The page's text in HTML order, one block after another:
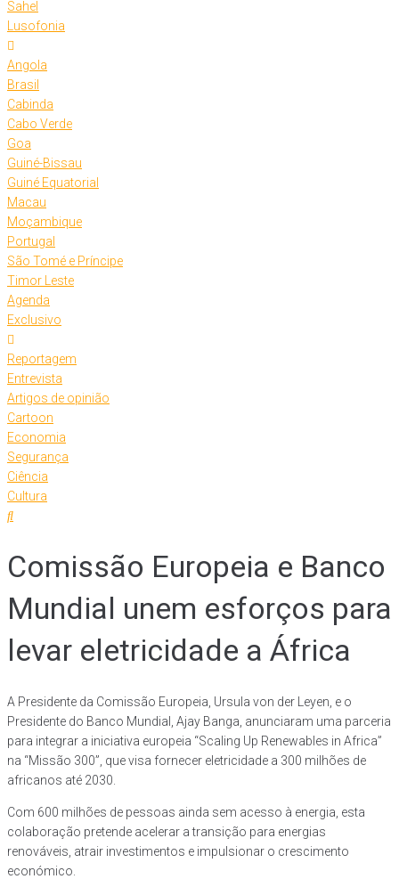
Sahel
Lusofonia
Angola
Brasil
Cabinda
Cabo Verde
Goa
Guiné-Bissau
Guiné Equatorial
Macau
Moçambique
Portugal
São Tomé e Príncipe
Timor Leste
Agenda
Exclusivo
Reportagem
Entrevista
Artigos de opinião
Cartoon
Economia
Segurança
Ciência
Cultura
Comissão Europeia e Banco
Mundial unem esforços para
levar eletricidade a África
A Presidente da Comissão Europeia, Ursula von der Leyen, e o
Presidente do Banco Mundial, Ajay Banga, anunciaram uma parceria
para integrar a iniciativa europeia “Scaling Up Renewables in Africa”
na “Missão 300”, que visa fornecer eletricidade a 300 milhões de
africanos até 2030.
Com 600 milhões de pessoas ainda sem acesso à energia, esta
colaboração pretende acelerar a transição para energias
renováveis, atrair investimentos e impulsionar o crescimento
económico.